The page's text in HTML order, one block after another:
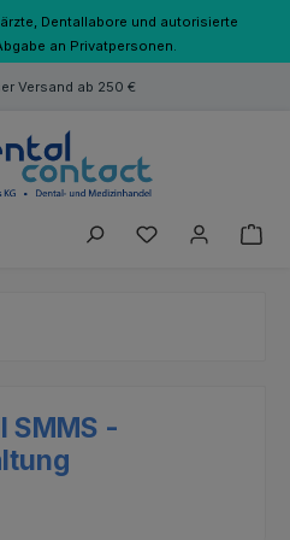
Dentallabore und autorisierte
an Privatpersonen.
Versand ab 250 €
Du hast 0
SMMS -